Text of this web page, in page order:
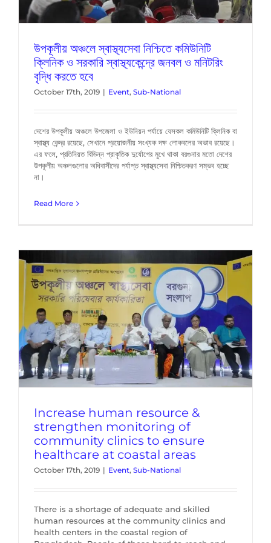
উপকূলীয় অঞ্চলে স্বাস্থ্যসেবা নিশ্চিতে কমিউনিটি
ক্লিনিক ও সরকারি স্বাস্থ্যকেন্দ্রে জনবল ও মনিটরিং
বৃদ্ধি করতে হবে
October 17th, 2019 | Event, Sub-National
দেশের উপকূলীয় অঞ্চলে উপজেলা ও ইউনিয়ন পর্যায়ে যেসকল কমিউনিটি ক্লিনিক বা
স্বাস্থ্য কেন্দ্র রয়েছে, সেখানে প্রয়োজনীয় সংখ্যক দক্ষ লোকবলের অভাব রয়েছে।
এর ফলে, প্রতিনিয়ত বিভিন্ন প্রাকৃতিক দুর্যোগের মুখে থাকা বরগুনার মতো দেশের
উপকূলীয় অঞ্চলগুলোর অধিবাসীদের পর্যাপ্ত স্বাস্থ্যসেবা নিশ্চিতকরণ সম্ভব হচ্ছে
না।
Read More
Increase human resource &
strengthen monitoring of
community clinics to ensure
healthcare at coastal areas
October 17th, 2019 | Event, Sub-National
There is a shortage of adequate and skilled
human resources at the community clinics and
health centers in the coastal region of